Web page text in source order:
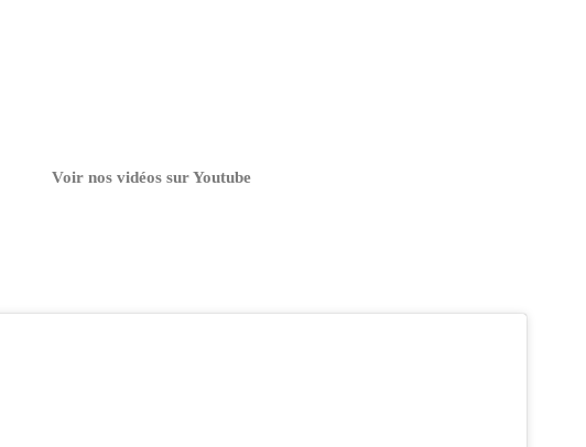
Voir nos vidéos sur Youtube